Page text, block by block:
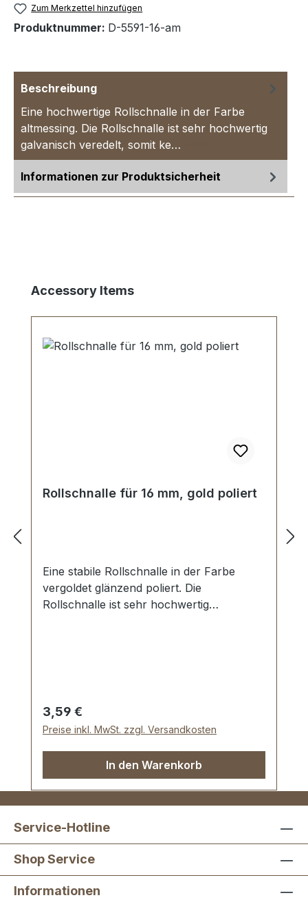
Zum Merkzettel hinzufügen
Produktnummer: D-5591-16-am
Beschreibung
Eine hochwertige Rollschnalle in der Farbe
altmessing. Die Rollschnalle ist sehr hochwertig
galvanisch veredelt, somit ke…
Informationen zur Produktsicherheit
Produktgalerie überspringen
Accessory Items
Rollschnalle für 16 mm, gold poliert
Eine stabile Rollschnalle in der Farbe
vergoldet glänzend poliert. Die
Rollschnalle ist sehr hochwertig
Dorn. Durchlassweite: 16 mm,
Drahtstärke: 2,8 mm. Lieferumfang: 1
Stück Rollschnalle
Regulärer Preis:
3,59 €
Preise inkl. MwSt. zzgl. Versandkosten
In den Warenkorb
Service-Hotline
Shop Service
Informationen